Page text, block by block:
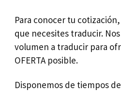
Para conocer tu
que necesites traducir.
volumen a traducir para
OFERTA posible.
Disponemos de tiempos